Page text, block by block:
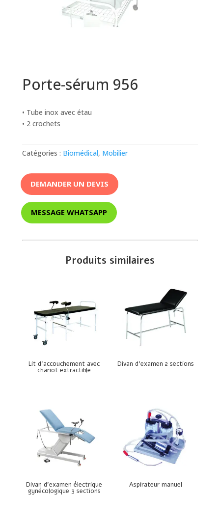
Porte-sérum 956
• Tube inox avec étau
• 2 crochets
Catégories : Biomédical, Mobilier
DEMANDER UN DEVIS
MESSAGE WHATSAPP
Produits similaires
Lit d’accouchement avec
chariot extractible
Divan d’examen 2 sections
Divan d’examen électrique
gynécologique 3 sections
Aspirateur manuel